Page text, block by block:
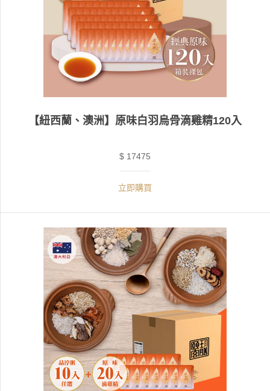
【紐西蘭、澳洲】原味白羽烏骨滴雞精120入
$ 17475
立即購買